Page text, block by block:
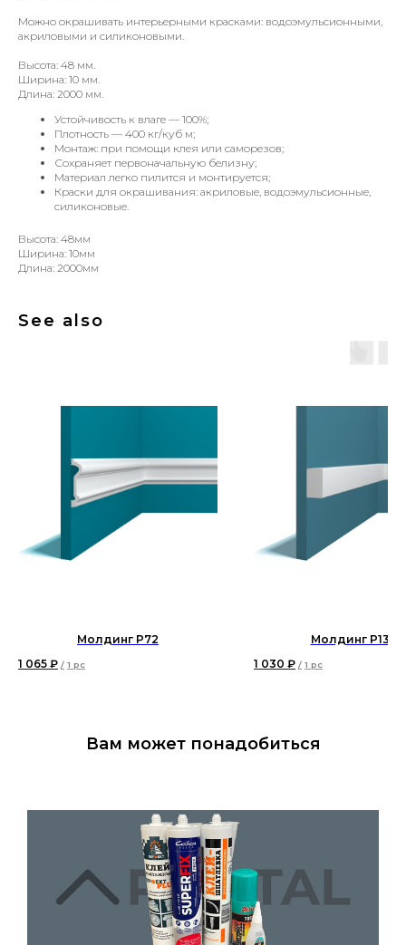
Можно окрашивать интерьерными красками: водоэмульсионными,
акриловыми и силиконовыми.
Высота: 48 мм.
Ширина: 10 мм.
Длина: 2000 мм.
Устойчивость к влаге — 100%;
Плотность — 400 кг/куб м;
Монтаж: при помощи клея или саморезов;
Сохраняет первоначальную белизну;
Материал легко пилится и монтируется;
Краски для окрашивания: акриловые, водоэмульсионные,
силиконовые.
Высота: 48мм
Ширина: 10мм
Длина: 2000мм
See also
Молдинг P72
1 065 ₽ / 1 pc
Молдинг P139
1 030 ₽ / 1 pc
Вам может понадобиться